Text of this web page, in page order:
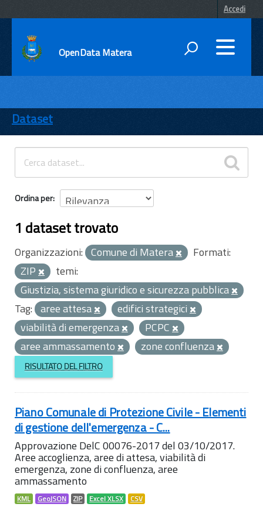
Accedi
OpenData Matera
ENTI
TEMI
INFORMAZIONI
Dataset
Ordina per
1 dataset trovato
Organizzazioni: Comune di Matera
Formati:
ZIP
temi:
Giustizia, sistema giuridico e sicurezza pubblica
Tag: aree attesa
edifici strategici
viabilità di emergenza
PCPC
aree ammassamento
zone confluenza
RISULTATO DEL FILTRO
Piano Comunale di Protezione Civile - Elementi
di gestione dell'emergenza - C...
Approvazione DelC 00076-2017 del 03/10/2017.
Aree accoglienza, aree di attesa, viabilità di
emergenza, zone di confluenza, aree
ammassamento
KML GeoJSON ZIP Excel XLSX CSV